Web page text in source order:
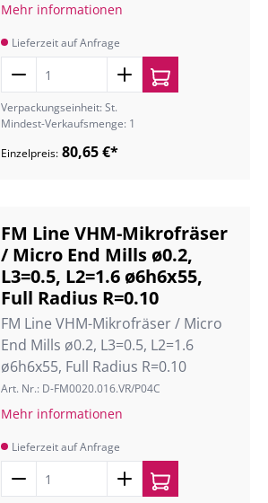
Mehr informationen
Lieferzeit auf Anfrage
Verpackungseinheit: St.
Mindest-Verkaufsmenge: 1
Einzelpreis: 80,65 €*
FM Line VHM-Mikrofräser
/ Micro End Mills ø0.2,
L3=0.5, L2=1.6 ø6h6x55,
Full Radius R=0.10
FM Line VHM-Mikrofräser / Micro
End Mills ø0.2, L3=0.5, L2=1.6
ø6h6x55, Full Radius R=0.10
Art. Nr.: D-FM0020.016.VR/P04C
Mehr informationen
Lieferzeit auf Anfrage